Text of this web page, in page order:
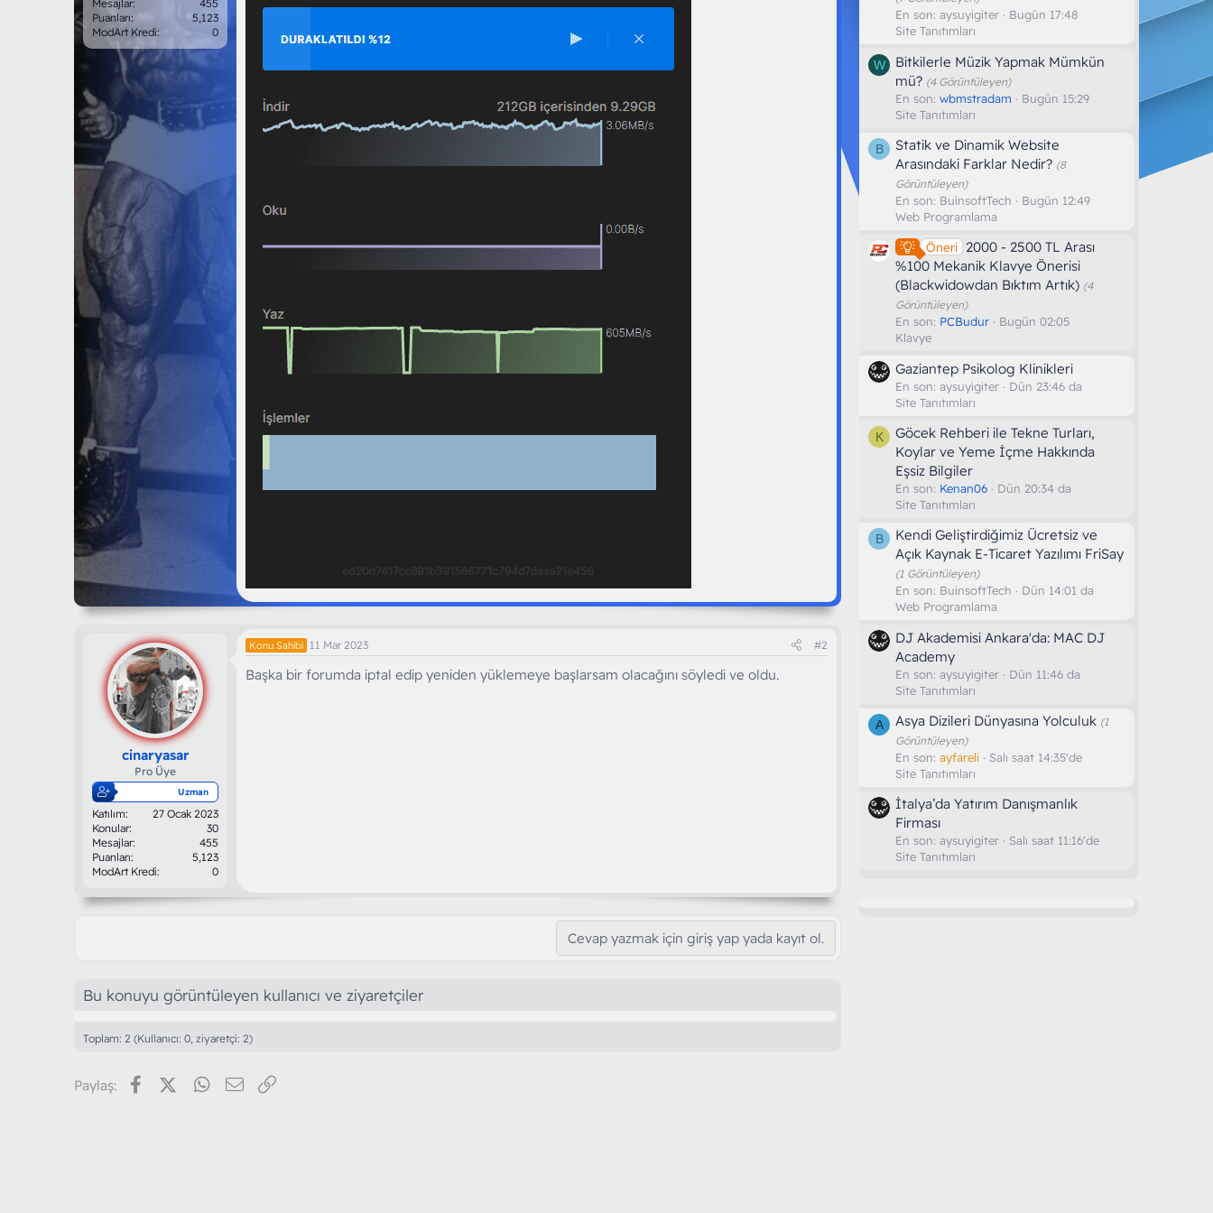
Mesajlar
455
Puanları
5,123
ModArt Kredi
0
cinaryasar
Pro Üye
Uzman
Katılım
27 Ocak 2023
Konular
30
Mesajlar
455
Puanları
5,123
ModArt Kredi
0
Konu Sahibi 11 Mar 2023 #2
Başka bir forumda iptal edip yeniden yüklemeye başlarsam olacağını söyledi ve oldu.
Cevap yazmak için giriş yap yada kayıt ol.
Bu konuyu görüntüleyen kullanıcı ve ziyaretçiler
Toplam: 2 (Kullanıcı: 0, ziyaretçi: 2)
Paylaş: FacebookX (Twitter)WhatsApp
E-posta
En son: aysuyigiter
Bugün 17:48
Site Tanıtımları
W
Bitkilerle Müzik Yapmak Mümkün
mü? (4 Görüntüleyen)
En son: wbmstradam
Bugün 15:29
Site Tanıtımları
B
Statik ve Dinamik Website
Arasındaki Farklar Nedir? (8
Görüntüleyen)
En son: BuinsoftTech
Bugün 12:49
Web Programlama
Öneri
2000 - 2500 TL Arası
%100 Mekanik Klavye Önerisi
(Blackwidowdan Bıktım Artık) (4
Görüntüleyen)
En son: PCBudur
Bugün 02:05
Klavye
Gaziantep Psikolog Klinikleri
En son: aysuyigiter
Dün 23:46 da
Site Tanıtımları
K
Göcek Rehberi ile Tekne Turları,
Koylar ve Yeme İçme Hakkında
Eşsiz Bilgiler
En son: Kenan06
Dün 20:34 da
Site Tanıtımları
B
Kendi Geliştirdiğimiz Ücretsiz ve
Açık Kaynak E-Ticaret Yazılımı FriSay
(1 Görüntüleyen)
En son: BuinsoftTech
Dün 14:01 da
Web Programlama
DJ Akademisi Ankara'da: MAC DJ
Academy
En son: aysuyigiter
Dün 11:46 da
Site Tanıtımları
A Asya Dizileri Dünyasına Yolculuk (1
Görüntüleyen)
En son: ayfareli
Salı saat 14:35'de
Site Tanıtımları
İtalya’da Yatırım Danışmanlık
Firması
En son: aysuyigiter
Salı saat 11:16'de
Site Tanıtımları